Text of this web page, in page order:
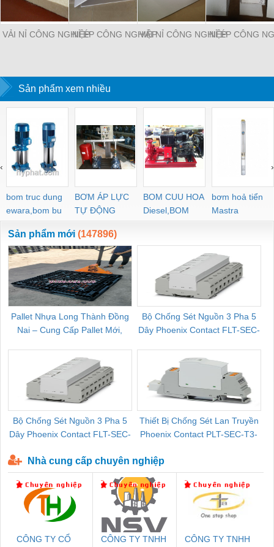
VẢI NỈ CÔNG NGHIỆPNỈ ÉP CÔNG NGHIỆPVẢI NỈ CÔNG NGHIỆPNỈ ÉP CÔNG
Sản phẩm xem nhiều
bom truc dung
ewara,bom bu
ewara
BƠM ÁP LỰC
TỰ ĐỘNG
BOM CUU HOA
Diesel,BOM
CHUA CHAY
bơm hoả tiển
Mastra
‹ ›
Sản phẩm mới (147896)
Pallet Nhựa Long Thành Đồng
Nai – Cung Cấp Pallet Mới,
Bộ Chống Sét Nguồn 3 Pha 5
Dây Phoenix Contact FLT-SEC-
Bộ Chống Sét Nguồn 3 Pha 5
Dây Phoenix Contact FLT-SEC-
Thiết Bị Chống Sét Lan Truyền
Phoenix Contact PLT-SEC-T3-
Nhà cung cấp chuyên nghiệp
CÔNG TY CỔ
CÔNG TY TNHH
CÔNG TY TNHH